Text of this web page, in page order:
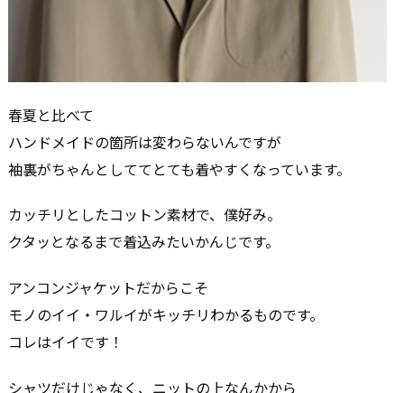
春夏と比べて
ハンドメイドの箇所は変わらないんですが
袖裏がちゃんとしててとても着やすくなっています。
カッチリとしたコットン素材で、僕好み。
クタッとなるまで着込みたいかんじです。
アンコンジャケットだからこそ
モノのイイ・ワルイがキッチリわかるものです。
コレはイイです！
シャツだけじゃなく、ニットの上なんかから